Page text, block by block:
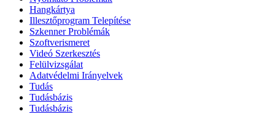
Hangkártya
Illesztőprogram Telepítése
Szkenner Problémák
Szoftverismeret
Videó Szerkesztés
Felülvizsgálat
Adatvédelmi Irányelvek
Tudás
Tudásbázis
Tudásbázis